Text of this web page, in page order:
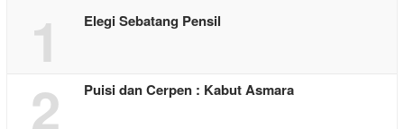
1 Elegi Sebatang Pensil
2 Puisi dan Cerpen : Kabut Asmara